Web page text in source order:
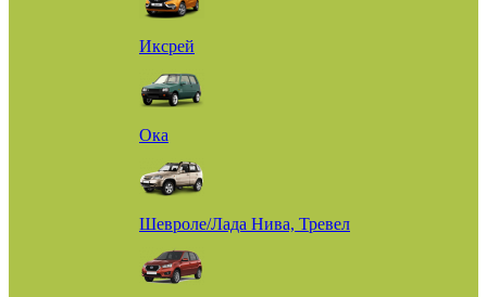
Иксрей
Ока
Шевроле/Лада Нива, Тревел